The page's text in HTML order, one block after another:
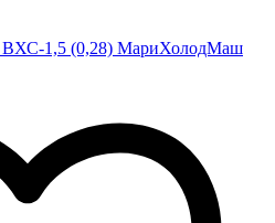
ВХС-1,5 (0,28) МариХолодМаш